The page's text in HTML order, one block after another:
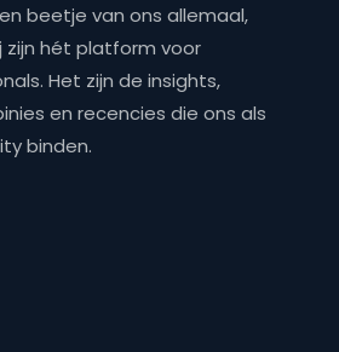
beetje van ons allemaal,
zijn hét platform voor
Het zijn de insights,
en recencies die ons als
binden.